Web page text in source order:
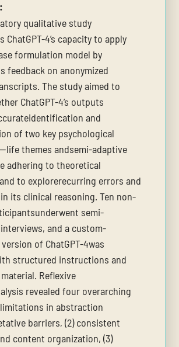
qualitative study
ChatGPT-4’s capacity to apply
formulation model by
feedback on anonymized
The study aimed to
ChatGPT-4’s outputs
and
of two key psychological
themes andsemi-adaptive
adhering to theoretical
to explorerecurring errors and
its clinical reasoning. Ten non-
semi-
and a custom-
of ChatGPT-4was
structured instructions and
Reflexive
revealed four overarching
limitations in abstraction
barriers, (2) consistent
content organization, (3)